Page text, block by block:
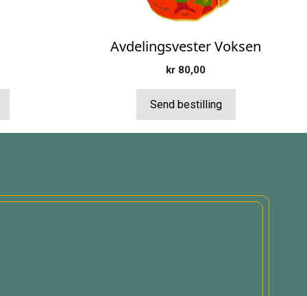
Avdelingsvester Voksen
kr 80,00
Send bestilling
produktsiden